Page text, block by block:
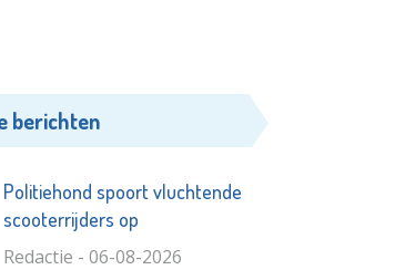
berichten
Politiehond spoort vluchtende
scooterrijders op
Redactie - 06-08-2026